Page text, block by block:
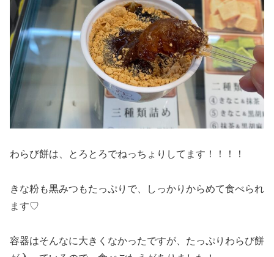
わらび餅は、とろとろでねっちょりしてます！！！！
きな粉も黒みつもたっぷりで、しっかりからめて食べられ
ます♡
容器はそんなに大きくなかったですが、たっぷりわらび餅